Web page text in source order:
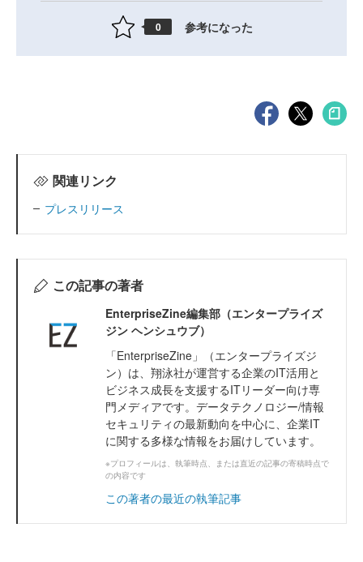
0 参考になった
関連リンク
プレスリリース
この記事の著者
EnterpriseZine編集部（エンタープライズ
ジン ヘンシュウブ）
「EnterpriseZine」（エンタープライズジ
ン）は、翔泳社が運営する企業のIT活用と
ビジネス成長を支援するITリーダー向け専
門メディアです。データテクノロジー/情報
セキュリティの最新動向を中心に、企業IT
に関する多様な情報をお届けしています。
※プロフィールは、執筆時点、または直近の記事の寄稿時点で
の内容です
この著者の最近の執筆記事